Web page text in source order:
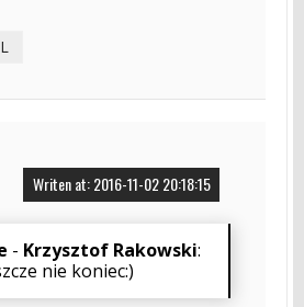
Writen at: 2016-11-02 20:18:15
- Krzysztof Rakowski:
nie koniec:)